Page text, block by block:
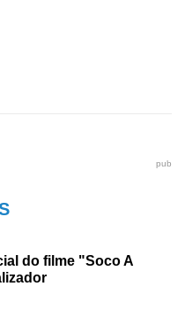
pub
do filme "Soco A